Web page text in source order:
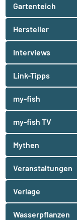
Gartenteich
Hersteller
Interviews
Link-Tipps
my-fish
my-fish TV
Mythen
Veranstaltungen
Verlage
Wasserpflanzen